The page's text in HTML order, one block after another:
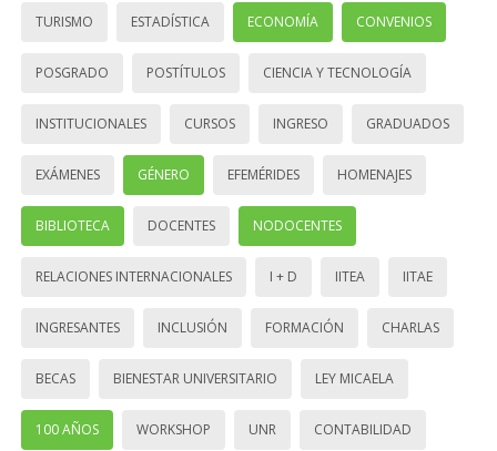
TURISMO ESTADÍSTICA ECONOMÍA CONVENIOS
POSGRADO POSTÍTULOS CIENCIA Y TECNOLOGÍA
INSTITUCIONALES CURSOS INGRESO GRADUADOS
EXÁMENES GÉNERO EFEMÉRIDES HOMENAJES
BIBLIOTECA DOCENTES NODOCENTES
RELACIONES INTERNACIONALES I + D IITEA IITAE
INGRESANTES INCLUSIÓN FORMACIÓN CHARLAS
BECAS BIENESTAR UNIVERSITARIO LEY MICAELA
100 AÑOS WORKSHOP UNR CONTABILIDAD